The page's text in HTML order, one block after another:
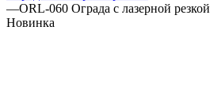
—ORL-060 Ограда с лазерной резкой
Новинка